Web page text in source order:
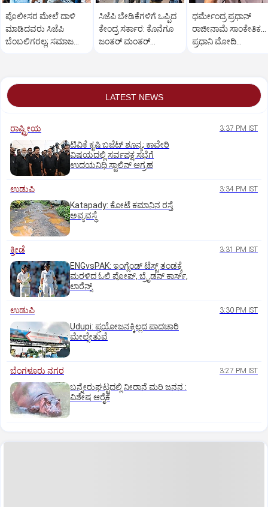
ಪೊಲೀಸರ ಮೇಲೆ ದಾಳಿ
ಮಾಡಿದವರು ಸಿಜೆಪಿ
ಬೆಂಬಲಿಗರಲ್ಲ; ಸಮಾಜ
ಸಿಜೆಪಿ ಬೇಡಿಕೆಗಳಿಗೆ ಒಪ್ಪಿದ
ಕೇಂದ್ರ ಸರ್ಕಾರ: ಕೊನೆಗೂ
ಜಂತರ್‌ ಮಂತರ್‌
ಧರ್ಮೇಂದ್ರ ಪ್ರಧಾನ್
ರಾಜೀನಾಮೆ ಸಾಂಕೇತಿಕ...
ಪ್ರಧಾನಿ ಮೋದಿ
LATEST NEWS
ರಾಷ್ಟ್ರೀಯ 3:37 PM IST
ಟಿವಿಕೆ ಕೃಷಿ ಬಜೆಟ್ ಶೂನ್ಯ; ಕಾವೇರಿ
ವಿಷಯದಲ್ಲಿ ಸರ್ವಪಕ್ಷ ಸಭೆಗೆ
ಉದಯನಿಧಿ ಸ್ಟಾಲಿನ್ ಆಗ್ರಹ
ಉಡುಪಿ 3:34 PM IST
Katapady: ಕೋಟೆ ಕಮಾನಿನ ರಸ್ತೆ
ಅವ್ಯವಸ್ಥೆ
ಕ್ರೀಡೆ 3:31 PM IST
ENGvsPAK: ಇಂಗ್ಲೆಂಡ್‌ ಟೆಸ್ಟ್‌ ತಂಡಕ್ಕೆ
ಮರಳಿದ ಓಲಿ ಪೋಪ್, ಬ್ರೈಡನ್ ಕಾರ್ಸ್,
ಲಾರೆನ್ಸ್
ಉಡುಪಿ 3:30 PM IST
Udupi: ಪ್ರಯೋಜನಕ್ಕಿಲ್ಲದ ಪಾದಚಾರಿ
ಮೇಲ್ಸೇತುವೆ
ಬೆಂಗಳೂರು ನಗರ 3:27 PM IST
ಬನ್ನೇರುಘಟ್ಟದಲ್ಲಿ ನೀರಾನೆ ಮರಿ ಜನನ :
ವಿಶೇಷ ಆರೈಕೆ